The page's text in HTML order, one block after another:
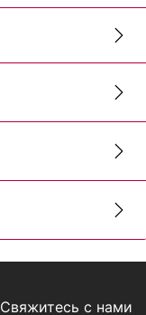
Свяжитесь с нами